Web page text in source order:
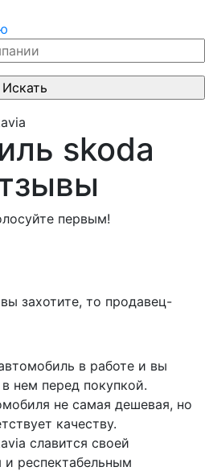
skoda
первым!
захотите, то продавец-
в работе и вы
нем перед покупкой.
не самая дешевая, но
качеству.
славится своей
респектабельным